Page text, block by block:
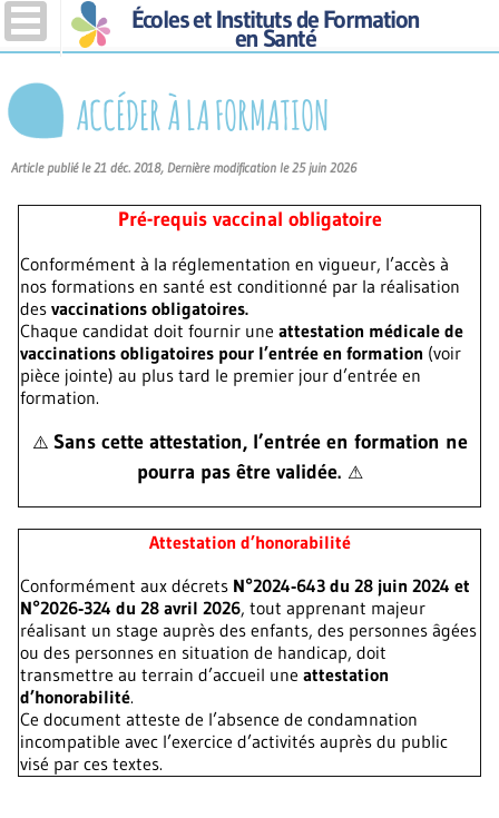
Écoles et Instituts de Formation
en Santé
ACCÉDER À LA FORMATION
Article publié le 21 déc. 2018, Dernière modification le 25 juin 2026
Pré-requis vaccinal obligatoire
Conformément à la réglementation en vigueur, l’accès à
nos formations en santé est conditionné par la réalisation
des vaccinations obligatoires.
Chaque candidat doit fournir une attestation médicale de
vaccinations obligatoires pour l’entrée en formation (voir
pièce jointe) au plus tard le premier jour d’entrée en
formation.
⚠ Sans cette attestation, l’entrée en formation ne
pourra pas être validée. ⚠
Attestation d’honorabilité
Conformément aux décrets N°2024‑643 du 28 juin 2024 et
N°2026‑324 du 28 avril 2026, tout apprenant majeur
réalisant un stage auprès des enfants, des personnes âgées
ou des personnes en situation de handicap, doit
transmettre au terrain d’accueil une attestation
d’honorabilité.
Ce document atteste de l’absence de condamnation
incompatible avec l’exercice d’activités auprès du public
visé par ces textes.